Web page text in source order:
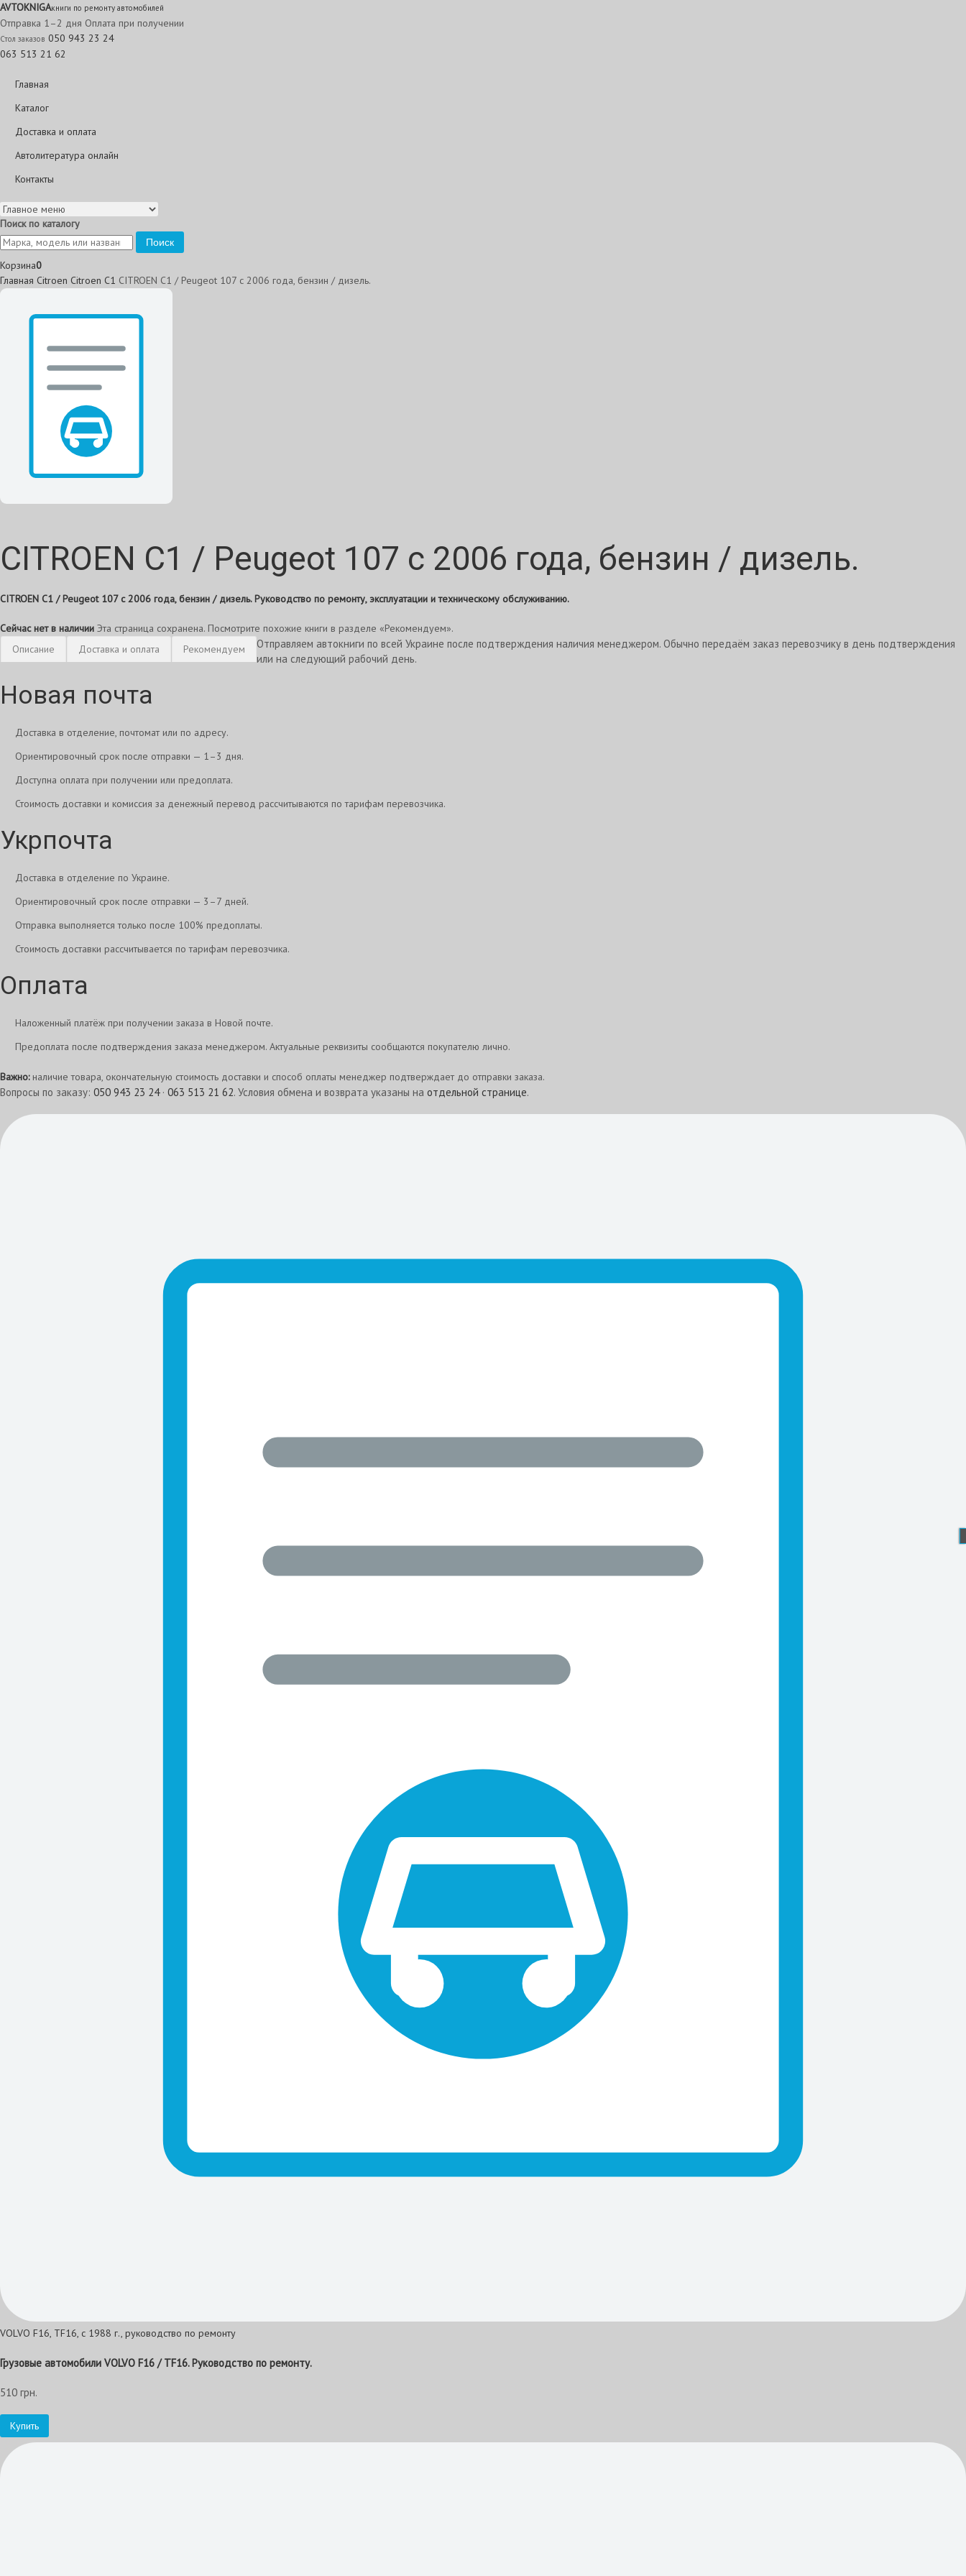
AVTOKNIGAкниги по ремонту автомобилей
Отправка 1–2 дня Оплата при получении
Стол заказов 050 943 23 24
063 513 21 62
Главная
Каталог
Доставка и оплата
Автолитература онлайн
Контакты
Поиск по каталогу
Поиск
Корзина0
Главная Citroen Citroen C1 CITROEN C1 / Peugeot 107 с 2006 года, бензин / дизель.
CITROEN C1 / Peugeot 107 с 2006 года, бензин / дизель.
CITROEN C1 / Peugeot 107 с 2006 года, бензин / дизель. Руководство по ремонту, эксплуатации и техническому обслуживанию.
Сейчас нет в наличии Эта страница сохранена. Посмотрите похожие книги в разделе «Рекомендуем».
Описание
Доставка и оплата Рекомендуем
Отправляем автокниги по всей Украине после подтверждения наличия менеджером. Обычно передаём заказ перевозчику в день подтверждения
или на следующий рабочий день.
Новая почта
Доставка в отделение, почтомат или по адресу.
Ориентировочный срок после отправки — 1–3 дня.
Доступна оплата при получении или предоплата.
Стоимость доставки и комиссия за денежный перевод рассчитываются по тарифам перевозчика.
Укрпочта
Доставка в отделение по Украине.
Ориентировочный срок после отправки — 3–7 дней.
Отправка выполняется только после 100% предоплаты.
Стоимость доставки рассчитывается по тарифам перевозчика.
Оплата
Наложенный платёж при получении заказа в Новой почте.
Предоплата после подтверждения заказа менеджером. Актуальные реквизиты сообщаются покупателю лично.
Важно:наличие товара, окончательную стоимость доставки и способ оплаты менеджер подтверждает до отправки заказа.
Вопросы по заказу: 050 943 23 24· 063 513 21 62. Условия обмена и возврата указаны на отдельной странице.
VOLVO F16, TF16, с 1988 г., руководство по ремонту
Грузовые автомобили VOLVO F16 / TF16. Руководство по ремонту.
510 грн.
Купить